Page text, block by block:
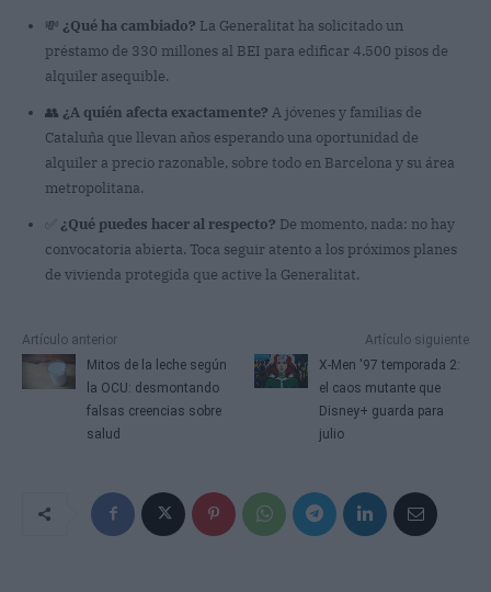
💸 ¿Qué ha cambiado? La Generalitat ha solicitado un
préstamo de 330 millones al BEI para edificar 4.500 pisos de
alquiler asequible.
👥 ¿A quién afecta exactamente? A jóvenes y familias de
Cataluña que llevan años esperando una oportunidad de
alquiler a precio razonable, sobre todo en Barcelona y su área
metropolitana.
¿Qué puedes hacer al respecto? De momento, nada: no hay
convocatoria abierta. Toca seguir atento a los próximos planes
de vivienda protegida que active la Generalitat.
Artículo anterior
Mitos de la leche según
la OCU: desmontando
falsas creencias sobre
salud
Artículo siguiente
X-Men '97 temporada 2:
el caos mutante que
Disney+ guarda para
julio